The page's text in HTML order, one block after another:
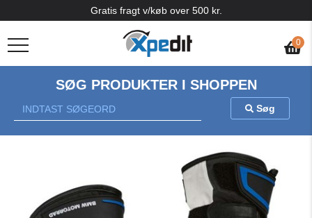
0
Gratis fragt v/køb over 500 kr.
SØG PRODUKTER I SHOPPEN
Søg